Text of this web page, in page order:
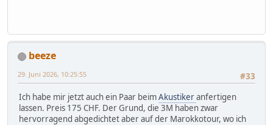
beeze
#33
29. Juni 2026, 10:25:55
Ich habe mir jetzt auch ein Paar beimAkustikeranfertigen
lassen. Preis 175 CHF. Der Grund, die 3M haben zwar
hervorragend abgedichtet aber auf der Marokkotour, wo ich